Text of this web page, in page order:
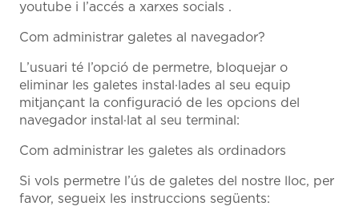
youtube i l’accés a xarxes socials .
Com administrar galetes al navegador?
L’usuari té l’opció de permetre, bloquejar o
eliminar les galetes instal·lades al seu equip
mitjançant la configuració de les opcions del
navegador instal·lat al seu terminal:
Com administrar les galetes als ordinadors
Si vols permetre l’ús de galetes del nostre lloc, per
favor, segueix les instruccions següents: